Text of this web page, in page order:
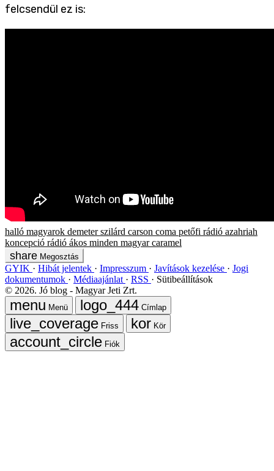
felcsendül ez is:
halló magyarok demeter szilárd carson coma petőfi rádió azahriah
koncepció rádió ákos minden magyar caramel
Megosztás
GYIK Hibát jelentek Impresszum Javítások kezelése
Jogi
dokumentumok
Médiaajánlat RSS
Sütibeállítások
© 2026. Jó blog - Magyar Jeti Zrt.
Menü
Címlap
Friss
Kör
Fiók